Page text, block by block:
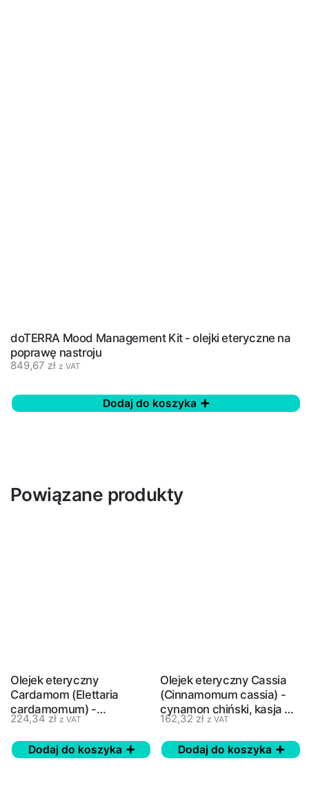
doTERRA Mood Management Kit - olejki eteryczne na
poprawę nastroju
849,67 zł z VAT
Dodaj do koszyka
Powiązane produkty
Olejek eteryczny
Cardamom (Elettaria
cardamomum) -
kardamon - doTERRA, 5
ml
224,34 zł z VAT
Dodaj do koszyka
Olejek eteryczny Cassia
(Cinnamomum cassia) -
cynamon chiński, kasja -
doTERRA, 15 ml
162,32 zł z VAT
Dodaj do koszyka